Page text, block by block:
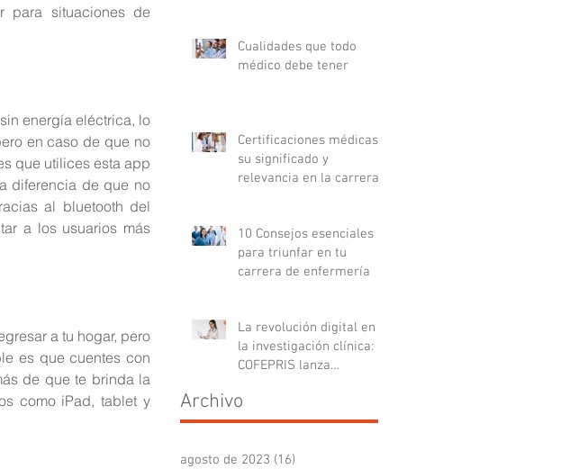
para situaciones de
energía eléctrica, lo
en caso de que no
que utilices esta app
diferencia de que no
al bluetooth del
a los usuarios más
a tu hogar, pero
es que cuentes con
de que te brinda la
como iPad, tablet y
Cualidades que todo
médico debe tener
Certificaciones médicas:
su significado y
relevancia en la carrera
10 Consejos esenciales
para triunfar en tu
carrera de enfermería
La revolución digital en
la investigación clínica:
COFEPRIS lanza
Archivo
agosto de 2023 (16)